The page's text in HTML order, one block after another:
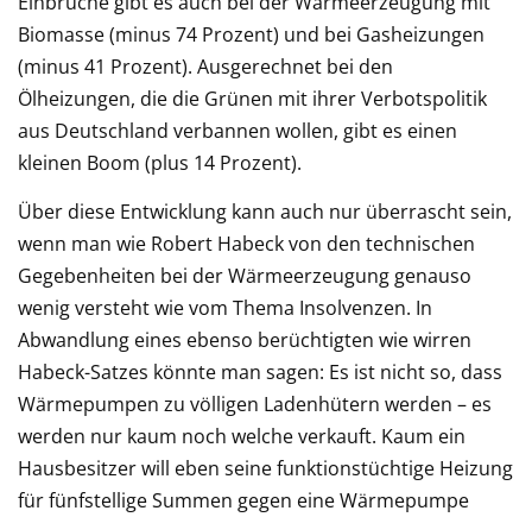
Biomasse (minus 74 Prozent) und bei Gasheizungen
(minus 41 Prozent). Ausgerechnet bei den
Ölheizungen, die die Grünen mit ihrer Verbotspolitik
aus Deutschland verbannen wollen, gibt es einen
kleinen Boom (plus 14 Prozent).
Über diese Entwicklung kann auch nur überrascht sein,
wenn man wie Robert Habeck von den technischen
Gegebenheiten bei der Wärmeerzeugung genauso
wenig versteht wie vom Thema Insolvenzen. In
Abwandlung eines ebenso berüchtigten wie wirren
Habeck-Satzes könnte man sagen: Es ist nicht so, dass
Wärmepumpen zu völligen Ladenhütern werden – es
werden nur kaum noch welche verkauft. Kaum ein
Hausbesitzer will eben seine funktionstüchtige Heizung
für fünfstellige Summen gegen eine Wärmepumpe